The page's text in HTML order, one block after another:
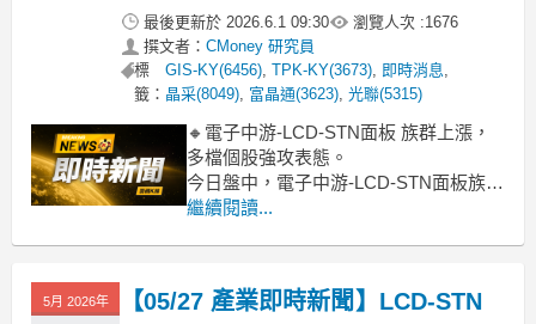
最後更新於 2026.6.1 09:30 瀏覽人次 :1676
撰文者： CMoney 研究員
標
籤：
GIS-KY(6456),TPK-KY(3673), 即時消息,
晶采(8049), 富晶通(3623),光聯(5315)
🔸電子中游-LCD-STN面板 族群上漲，
多檔個股強攻表態。
今日盤中，電子中游-LCD-STN面板族群
表現強勁，整體類股漲幅高達6.91%，盤
逼近或觸及漲停，成為領漲主力，帶動
買氣。這波漲勢主要受惠於市場對面板
繼續閱讀...
5月 2026年 【05/27 產業即時新聞】LCD-STN